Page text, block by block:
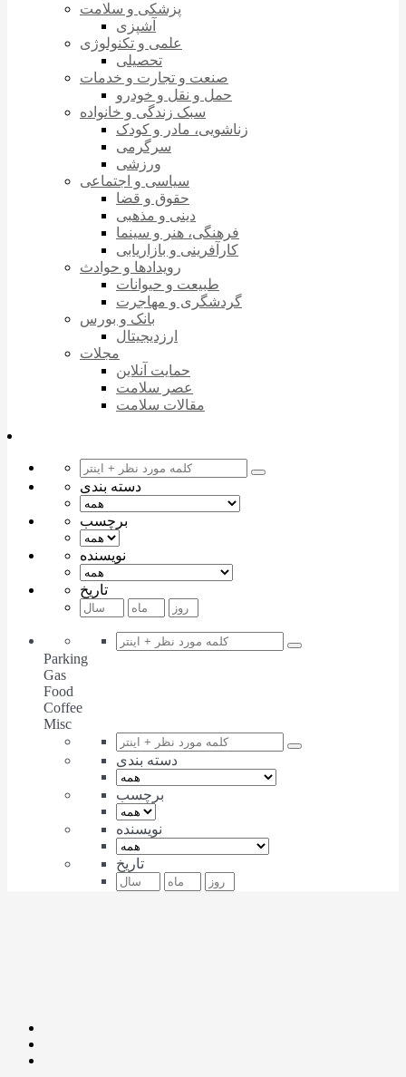
پزشکی و سلامت
آشپزی
علمی و تکنولوژی
تحصیلی
صنعت و تجارت و خدمات
حمل و نقل و خودرو
سبک زندگی و خانواده
زناشویی، مادر و کودک
سرگرمی
ورزشی
سیاسی و اجتماعی
حقوق و قضا
دینی و مذهبی
فرهنگی، هنر و سینما
کارآفرینی و بازاریابی
رویدادها و حوادث
طبیعت و حیوانات
گردشگری و مهاجرت
بانک و بورس
ارزدیجیتال
مجلات
حمایت آنلاین
عصر سلامت
مقالات سلامت
دسته بندی
برچسب
نویسنده
تاریخ
Parking
Gas
Food
Coffee
Misc
دسته بندی
برچسب
نویسنده
تاریخ